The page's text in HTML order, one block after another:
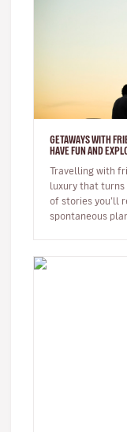
GETAWAYS WITH
HAVE FUN AND
Travelling with
luxury that turns
of stories you’ll
spontaneous